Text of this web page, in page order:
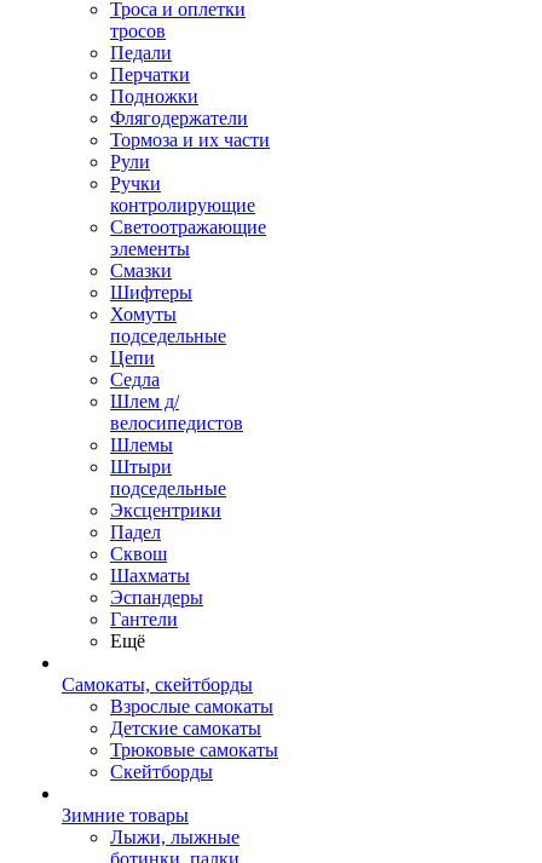
Троса и оплетки
тросов
Педали
Перчатки
Подножки
Флягодержатели
Тормоза и их части
Рули
Ручки
контролирующие
Светоотражающие
элементы
Смазки
Шифтеры
Хомуты
подседельные
Цепи
Седла
Шлем д/
велосипедистов
Шлемы
Штыри
подседельные
Эксцентрики
Падел
Сквош
Шахматы
Эспандеры
Гантели
Ещё
Самокаты, скейтборды
Взрослые самокаты
Детские самокаты
Трюковые самокаты
Скейтборды
Зимние товары
Лыжи, лыжные
ботинки, палки